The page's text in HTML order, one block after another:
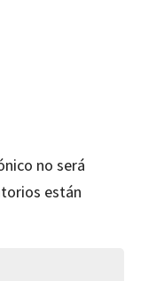
no será
están